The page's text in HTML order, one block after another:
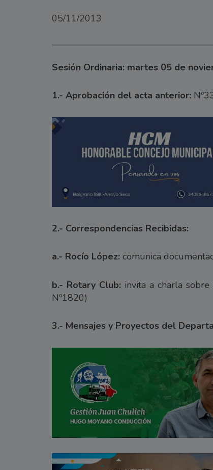
05/11/2013
Sesión Ordinaria: martes 05 de
1.- Aprobación del acta anterior:
2.- Correspondencias Recibidas:
a.- Rocío López: comunica
b.- Rotary Club: invita a charla
Nº1820)
3.- Mensajes y Proyectos del